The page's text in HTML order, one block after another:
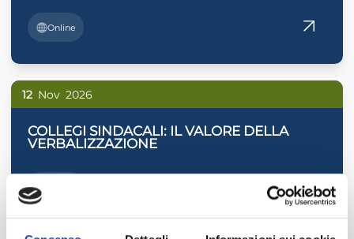
Online
12 Nov 2026
COLLEGI SINDACALI: IL VALORE DELLA
VERBALIZZAZIONE